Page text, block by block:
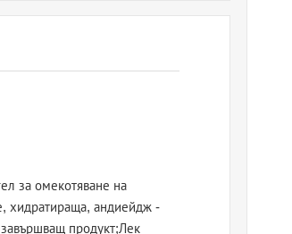
за омекотяване на
хидратираща, андиейдж -
продукт;Лек